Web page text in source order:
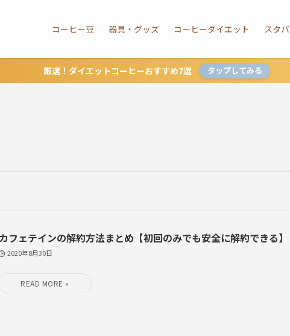
コーヒー豆 器具・グッズ コーヒーダイエット スタバ
厳選！ダイエットコーヒーおすすめ7選 タップしてみる
カフェテインの解約方法まとめ【初回のみでも安全に解約できる】
2020年8月30日